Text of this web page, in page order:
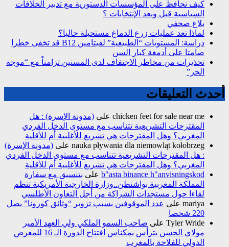
كيف نحافظ على المؤسسات الدستورية مع تدبير الخلافات
السياسية قبل وبعد الإنتخابات ؟
بلاغ صحفي
لماذا تعد عمليات زرع الدماغ مستحيلة حاليا؟
دراسة: المستويات “الطبيعية” لفيتامين B12 قد تخفي خطرا
صامتا على أدمغة كبار السن
تحذيرات من مخاطر الاجتفاف لدى المسنين تزامناً مع “موجة
الحر”
أحدث التعليقات
chicken feet for sale near me على (مدونة الإسرة) : هل
المقترحات التشريعية تتناسب مع مستوى الدخل الفردي
المغربي؟ وهل المقترحات هي تشريع للأغلبية أم للأقلية
nauka pływania dla niemowląt kołobrzeg على (مدونة الإسرة)
: هل المقترحات التشريعية تتناسب مع مستوى الدخل الفردي
المغربي؟ وهل المقترحات هي تشريع للأغلبية أم للأقلية
b"asta binance h"anvisningskod على بتنسيق مع سفارة
المملكة المغربية بواشنطن..وزارة الخارجية الأمريكية تنظم
لقاءا حول مستجدات الشراكة من أجل التعاون الأطلسي
mariya على عدد الموقوفين بسبب تزوير “وثائق كورونا” يصل
220 شخصا
Tyler Wride على صاحب السمو الملكي ولي العهد الأمير
مولاي الحسن يترأس بمكناس افتتاح الدورة الـ 16 للمعرض
الدولي للفلاحة بالمغرب